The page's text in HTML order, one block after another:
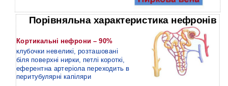
Порівняльна характеристика нефронів
Кортикальні нефрони – 90%
клубочки невеликі, розташовані
біля поверхні нирки, петлі короткі,
еферентна артеріола переходить в
перитубулярні капіляри